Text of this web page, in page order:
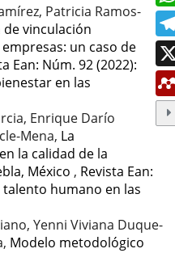
Patricia Ramos-
vinculación
un caso de
Ean: Núm. 92 (2022):
en las
Enrique Darío
Mena, La
la calidad de la
México , Revista Ean:
talento humano en las
Yenni Viviana Duque-
Modelo metodológico